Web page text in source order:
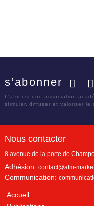
s’abonner
L'afm est une association
stimuler, diffuser et valoriser le
Nous contacter
8 avenue de la porte de
Adhésion: contact@afm-
Communication:
Accueil